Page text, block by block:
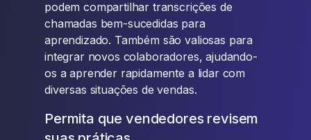
podem compartilhar transcrições de
chamadas bem-sucedidas para
aprendizado. Também são valiosas para
integrar novos colaboradores, ajudando-
os a aprender rapidamente a lidar com
diversas situações de vendas.
Permita que vendedores revisem